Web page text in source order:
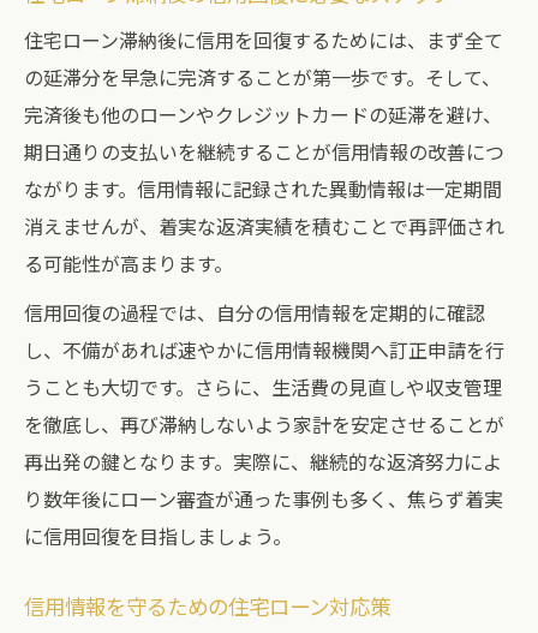
住宅ローン滞納後に信用を回復するためには、まず全て
の延滞分を早急に完済することが第一歩です。そして、
完済後も他のローンやクレジットカードの延滞を避け、
期日通りの支払いを継続することが信用情報の改善につ
ながります。信用情報に記録された異動情報は一定期間
消えませんが、着実な返済実績を積むことで再評価され
る可能性が高まります。
信用回復の過程では、自分の信用情報を定期的に確認
し、不備があれば速やかに信用情報機関へ訂正申請を行
うことも大切です。さらに、生活費の見直しや収支管理
を徹底し、再び滞納しないよう家計を安定させることが
再出発の鍵となります。実際に、継続的な返済努力によ
り数年後にローン審査が通った事例も多く、焦らず着実
に信用回復を目指しましょう。
信用情報を守るための住宅ローン対応策